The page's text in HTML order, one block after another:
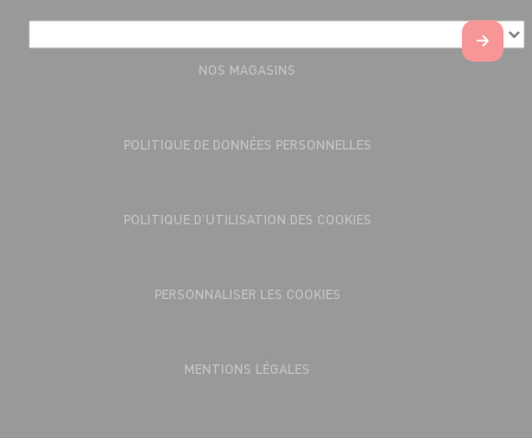
NOS MAGASINS
POLITIQUE DE DONNÉES PERSONNELLES
POLITIQUE D’UTILISATION DES COOKIES
PERSONNALISER LES COOKIES
MENTIONS LÉGALES